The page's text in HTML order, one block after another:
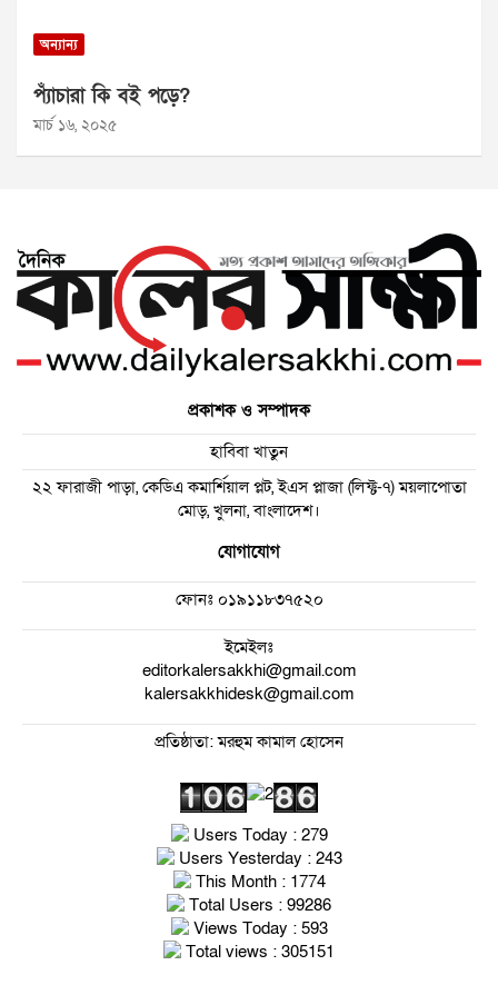
অন্যান্য
প্যাঁচারা কি বই পড়ে?
মার্চ ১৬, ২০২৫
প্রকাশক ও সম্পাদক
হাবিবা খাতুন
২২ ফারাজী পাড়া, কেডিএ কমার্শিয়াল প্লট, ইএস প্লাজা (লিফ্ট-৭) ময়লাপোতা
মোড়, খুলনা, বাংলাদেশ।
যোগাযোগ
ফোনঃ০১৯১১৮৩৭৫২০
ইমেইলঃ
editorkalersakkhi@gmail.com
kalersakkhidesk@gmail.com
প্রতিষ্ঠাতা: মরহুম কামাল হোসেন
Users Today : 279
Users Yesterday : 243
This Month : 1774
Total Users : 99286
Views Today : 593
Total views : 305151